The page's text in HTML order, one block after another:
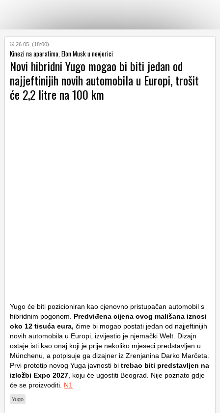
KATEGORIJE
HRVATSKI
WEB
26.05. (18:00)
Kinezi na aparatima, Elon Musk u nevjerici
Novi hibridni Yugo mogao bi biti jedan od
najjeftinijih novih automobila u Europi, trošit
će 2,2 litre na 100 km
Yugo će biti pozicioniran kao cjenovno pristupačan automobil s
hibridnim pogonom. Predviđena cijena ovog mališana iznosi
oko 12 tisuća eura, čime bi mogao postati jedan od najjeftinijih
novih automobila u Europi, izvijestio je njemački Welt. Dizajn
ostaje isti kao onaj koji je prije nekoliko mjeseci predstavljen u
Münchenu, a potpisuje ga dizajner iz Zrenjanina Darko Marčeta.
Prvi prototip novog Yuga javnosti bi trebao biti predstavljen na
izložbi Expo 2027 , koju će ugostiti Beograd. Nije poznato gdje
će se proizvoditi. N1
Yugo